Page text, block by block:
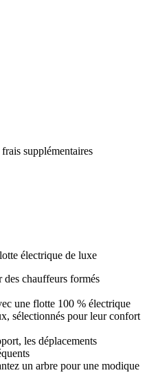
supplémentaires
électrique de luxe
des chauffeurs formés
une flotte 100 % électrique
sélectionnés pour leur confort
les déplacements
un arbre pour une modique